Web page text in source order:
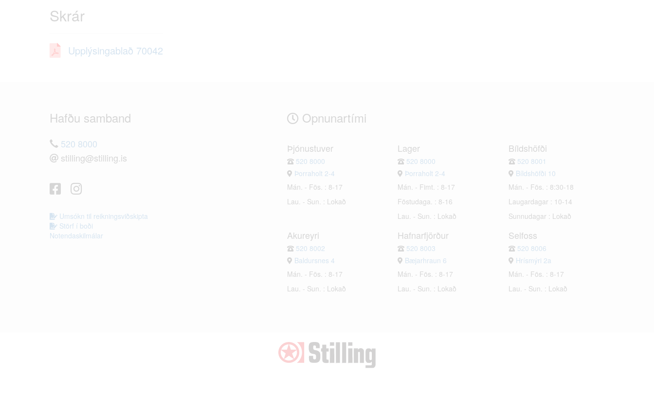
Skrár
Upplýsingablað 70042
Hafðu samband
520 8000
stilling@stilling.is
Umsókn til reikningsviðskipta
Störf í boði
Notendaskilmálar
Opnunartími
Þjónustuver
520 8000
Þorraholt 2-4
Mán. - Fös. : 8-17
Lau. - Sun. : Lokað
Lager
520 8000
Þorraholt 2-4
Mán. - Fimt. : 8-17
Föstudaga. : 8-16
Lau. - Sun. : Lokað
Bíldshöfði
520 8001
Bíldshöfði 10
Mán. - Fös. : 8:30-18
Laugardagar : 10-14
Sunnudagar : Lokað
Akureyri
520 8002
Baldursnes 4
Mán. - Fös. : 8-17
Lau. - Sun. : Lokað
Hafnarfjörður
520 8003
Bæjarhraun 6
Mán. - Fös. : 8-17
Lau. - Sun. : Lokað
Selfoss
520 8006
Hrísmýri 2a
Mán. - Fös. : 8-17
Lau. - Sun. : Lokað